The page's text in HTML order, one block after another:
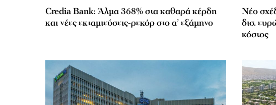
Credia Bank: Άλμα 368% στα καθαρά κέρδη
και νέες εκταμιεύσεις-ρεκόρ στο α’ εξάμηνο
Νέο
δισ.
κόστος